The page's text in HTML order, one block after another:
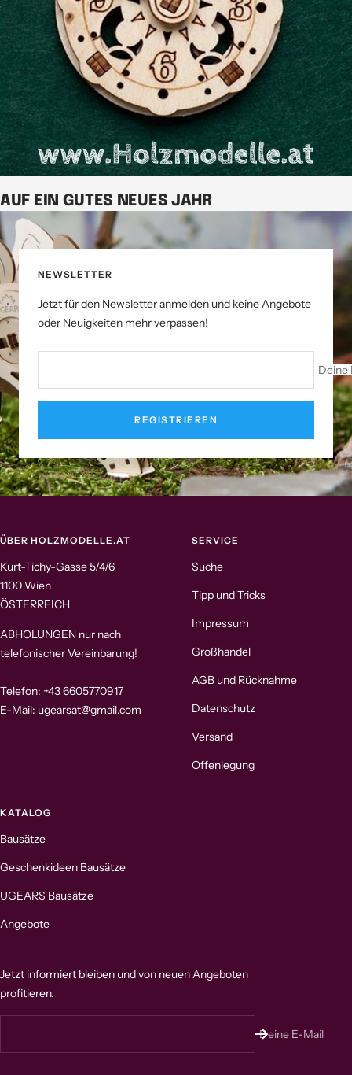
AUF EIN GUTES NEUES JAHR
NEWSLETTER
Jetzt für den Newsletter anmelden und keine Angebote
oder Neuigkeiten mehr verpassen!
Deine
REGISTRIEREN
ÜBER HOLZMODELLE.AT
Kurt-Tichy-Gasse 5/4/6
1100 Wien
ÖSTERREICH
ABHOLUNGEN nur nach
telefonischer Vereinbarung!
Telefon: +43 6605770917
E-Mail: ugearsat@gmail.com
SERVICE
Suche
Tipp und Tricks
Impressum
Großhandel
AGB und Rücknahme
Datenschutz
Versand
Offenlegung
KATALOG
Bausätze
Geschenkideen Bausätze
UGEARS Bausätze
Angebote
Jetzt informiert bleiben und von neuen Angeboten
profitieren.
Deine E-Mail